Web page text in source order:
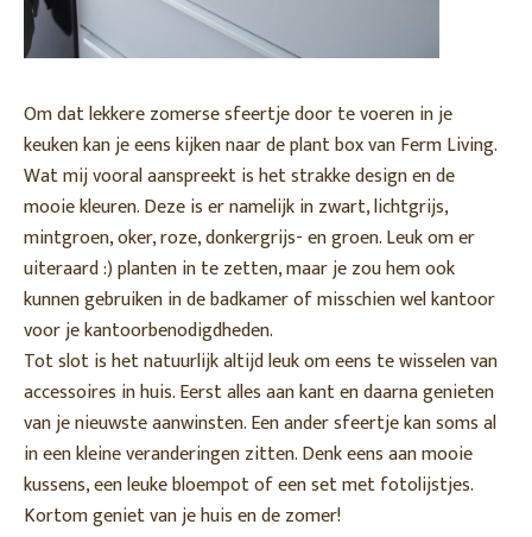
Om dat lekkere zomerse sfeertje door te voeren in je
keuken kan je eens kijken naar de plant box van Ferm Living.
Wat mij vooral aanspreekt is het strakke design en de
mooie kleuren. Deze is er namelijk in zwart, lichtgrijs,
mintgroen, oker, roze, donkergrijs- en groen. Leuk om er
uiteraard :) planten in te zetten, maar je zou hem ook
kunnen gebruiken in de badkamer of misschien wel kantoor
voor je kantoorbenodigdheden.
Tot slot is het natuurlijk altijd leuk om eens te wisselen van
accessoires in huis. Eerst alles aan kant en daarna genieten
van je nieuwste aanwinsten. Een ander sfeertje kan soms al
in een kleine veranderingen zitten. Denk eens aan mooie
kussens, een leuke bloempot of een set met fotolijstjes.
Kortom geniet van je huis en de zomer!